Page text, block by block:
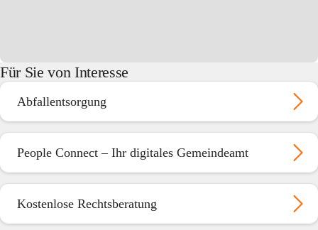
Für Sie von Interesse
Abfallentsorgung
People Connect – Ihr digitales Gemeindeamt
Kostenlose Rechtsberatung